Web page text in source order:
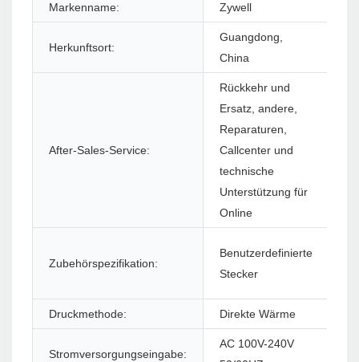
Markenname: Zywell
Herkunftsort:
Guangdong,
China
After-Sales-Service:
Rückkehr und
Ersatz, andere,
Reparaturen,
Callcenter und
technische
Unterstützung für
Online
Zubehörspezifikation:
Benutzerdefinierte
Stecker
Druckmethode: Direkte Wärme
Stromversorgungseingabe:
AC 100V-240V